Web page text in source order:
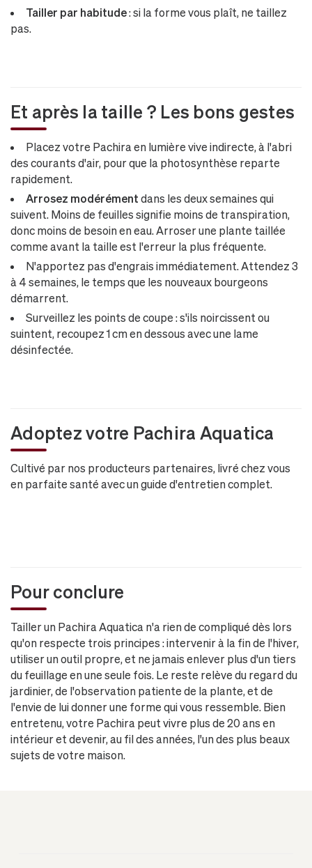
Tailler par habitude: si la forme vous plaît, ne taillez
pas.
Et après la taille ? Les bons gestes
Placez votre Pachira en lumière vive indirecte, à l'abri
des courants d'air, pour que la photosynthèse reparte
rapidement.
Arrosez modérément dans les deux semaines qui
suivent. Moins de feuilles signifie moins de transpiration,
donc moins de besoin en eau. Arroser une plante taillée
comme avant la taille est l'erreur la plus fréquente.
N'apportez pas d'engrais immédiatement. Attendez 3
à 4 semaines, le temps que les nouveaux bourgeons
démarrent.
Surveillez les points de coupe : s'ils noircissent ou
suintent, recoupez 1 cm en dessous avec une lame
désinfectée.
Adoptez votre Pachira Aquatica
Cultivé par nos producteurs partenaires, livré chez vous
en parfaite santé avec un guide d'entretien complet.
Pour conclure
Tailler un Pachira Aquatica n'a rien de compliqué dès lors
qu'on respecte trois principes : intervenir à la fin de l'hiver,
utiliser un outil propre, et ne jamais enlever plus d'un tiers
du feuillage en une seule fois. Le reste relève du regard du
jardinier, de l'observation patiente de la plante, et de
l'envie de lui donner une forme qui vous ressemble. Bien
entretenu, votre Pachira peut vivre plus de 20 ans en
intérieur et devenir, au fil des années, l'un des plus beaux
sujets de votre maison.